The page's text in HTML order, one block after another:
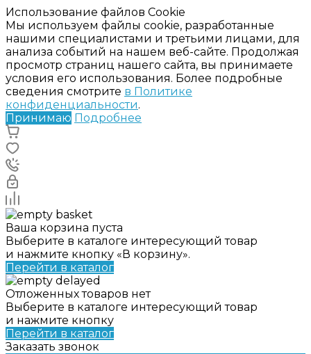
Использование файлов Cookie
Мы используем файлы cookie, разработанные
нашими специалистами и третьими лицами, для
анализа событий на нашем веб-сайте. Продолжая
просмотр страниц нашего сайта, вы принимаете
условия его использования. Более подробные
сведения смотрите в Политике
конфиденциальности.
Принимаю Подробнее
Ваша корзина пуста
Выберите в каталоге интересующий товар
и нажмите кнопку «В корзину».
Перейти в каталог
Отложенных товаров нет
Выберите в каталоге интересующий товар
и нажмите кнопку
Перейти в каталог
Заказать звонок